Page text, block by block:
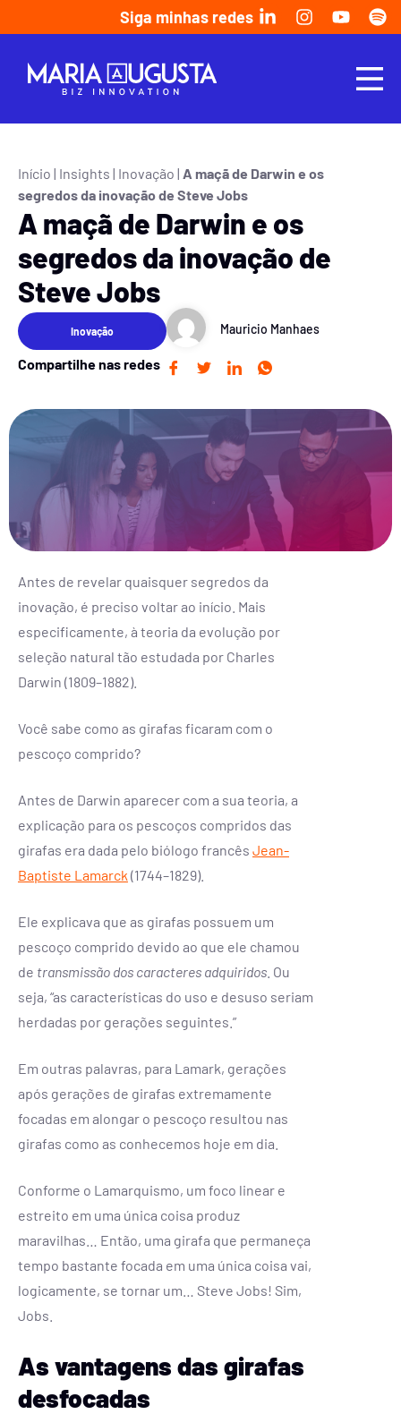
Siga minhas redes
Início | Insights | Inovação | A maçã de Darwin e os
segredos da inovação de Steve Jobs
A maçã de Darwin e os
segredos da inovação de
Steve Jobs
Inovação Mauricio Manhaes
Compartilhe nas redes
Antes de revelar quaisquer segredos da
inovação, é preciso voltar ao início. Mais
especificamente, à teoria da evolução por
seleção natural tão estudada por Charles
Darwin (1809–1882).
Você sabe como as girafas ficaram com o
pescoço comprido?
Antes de Darwin aparecer com a sua teoria, a
explicação para os pescoços compridos das
girafas era dada pelo biólogo francês Jean-
Baptiste Lamarck (1744–1829).
Ele explicava que as girafas possuem um
pescoço comprido devido ao que ele chamou
de transmissão dos caracteres adquiridos . Ou
seja, “as características do uso e desuso seriam
herdadas por gerações seguintes.”
Em outras palavras, para Lamark, gerações
após gerações de girafas extremamente
focadas em alongar o pescoço resultou nas
girafas como as conhecemos hoje em dia.
Conforme o Lamarquismo, um foco linear e
estreito em uma única coisa produz
maravilhas… Então, uma girafa que permaneça
tempo bastante focada em uma única coisa vai,
logicamente, se tornar um… Steve Jobs! Sim,
Jobs.
As vantagens das girafas
desfocadas